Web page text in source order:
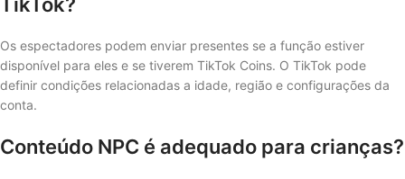
Os espectadores podem enviar presentes se a função estiver
disponível para eles e se tiverem TikTok Coins. O TikTok pode
definir condições relacionadas a idade, região e configurações da
conta.
Conteúdo NPC é adequado para crianças?